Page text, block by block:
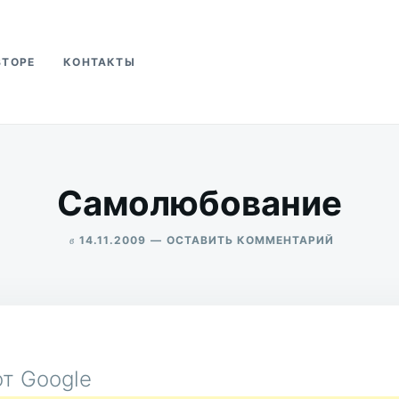
КОНТАКТЫ
Самолюбование
в 14.11.2009 ОСТАВИТЬ КОММЕНТАРИЙ
Google